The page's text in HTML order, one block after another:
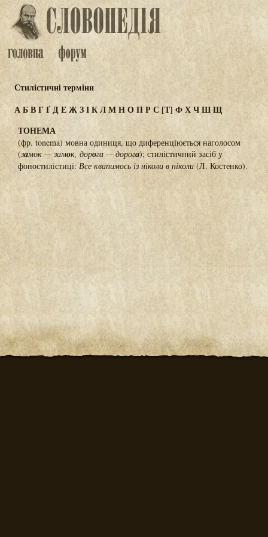
Стилістичні терміни
АБВГҐДЕЖЗІКЛМНОПР С [Т]ФХЧШЩ
ТОНЕМА
(фр. tonema) мовна одиниця, що диференціюється наголосом
(замок — замок, дорога — дорога); стилістичний засіб у
фоностилістиці: Все квапимось із ніколи в ніколи (Л. Костенко).